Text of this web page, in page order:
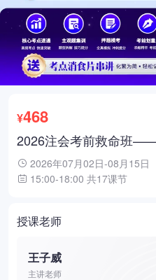
¥468
2026注会考前救命班
2026年07月02日-08月15日
15:00-18:00 共17课节
授课老师
王子威
主讲老师